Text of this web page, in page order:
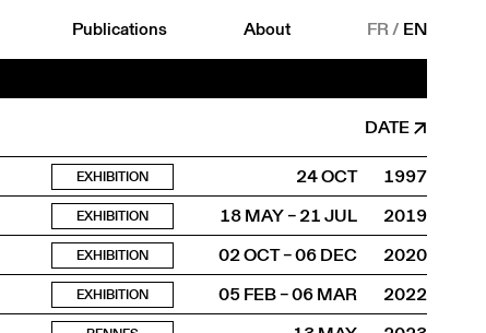
Publications About FR/ EN
DATE
EXHIBITION 24 OCT
1997
EXHIBITION 18 MAY – 21 JUL
2019
EXHIBITION 02 OCT – 06 DEC
2020
EXHIBITION 05 FEB – 06 MAR
2022